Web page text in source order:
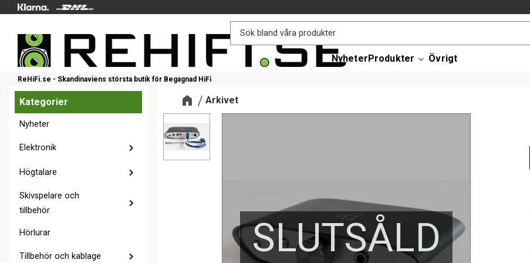
ReHiFi.se - Skandinaviens största butik för Begagnad HiFi
NyheterProdukter Övrigt
Arkivet
SLUTSÅLD
Kategorier
Nyheter
Elektronik
Högtalare
Skivspelare och
tillbehör
Hörlurar
Tillbehör och kablage